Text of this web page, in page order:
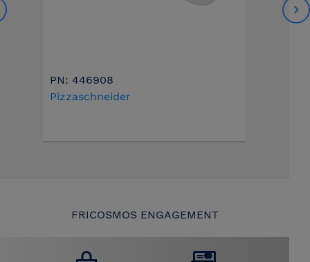
PN: 446908
Pizzaschneider
FRICOSMOS ENGAGEMENT